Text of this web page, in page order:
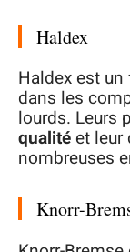
Haldex
Haldex est
dans les
lourds. Leurs
qualitéet leur
nombreuses
Knorr-